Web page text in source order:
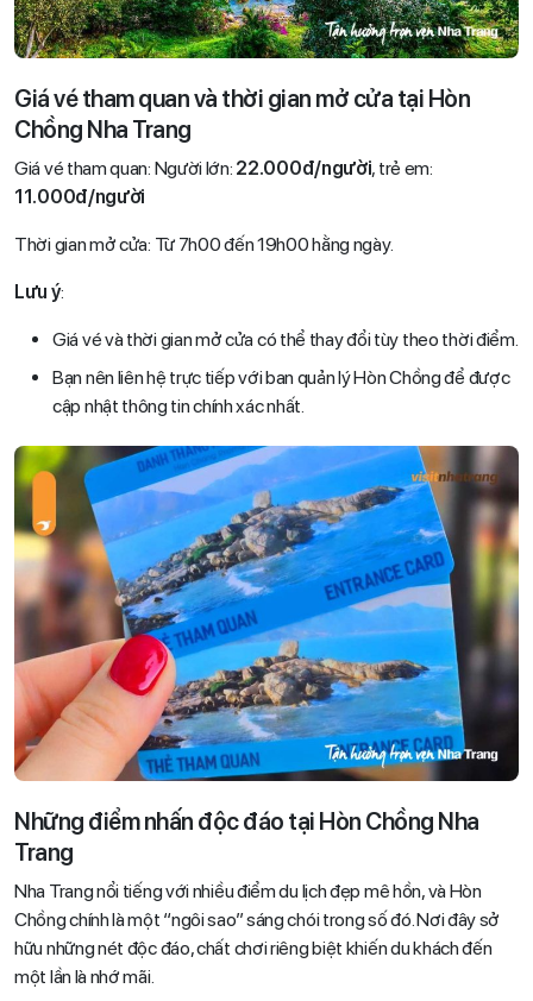
Giá vé tham quan và thời gian mở cửa tại Hòn
Chồng Nha Trang
Giá vé tham quan: Người lớn: 22.000đ/người, trẻ em:
11.000đ/người
Thời gian mở cửa: Từ 7h00 đến 19h00 hằng ngày.
Lưu ý:
Giá vé và thời gian mở cửa có thể thay đổi tùy theo thời điểm.
Bạn nên liên hệ trực tiếp với ban quản lý Hòn Chồng để được
cập nhật thông tin chính xác nhất.
Những điểm nhấn độc đáo tại Hòn Chồng Nha
Trang
Nha Trang nổi tiếng với nhiều điểm du lịch đẹp mê hồn, và Hòn
Chồng chính là một “ngôi sao” sáng chói trong số đó. Nơi đây sở
hữu những nét độc đáo, chất chơi riêng biệt khiến du khách đến
một lần là nhớ mãi.